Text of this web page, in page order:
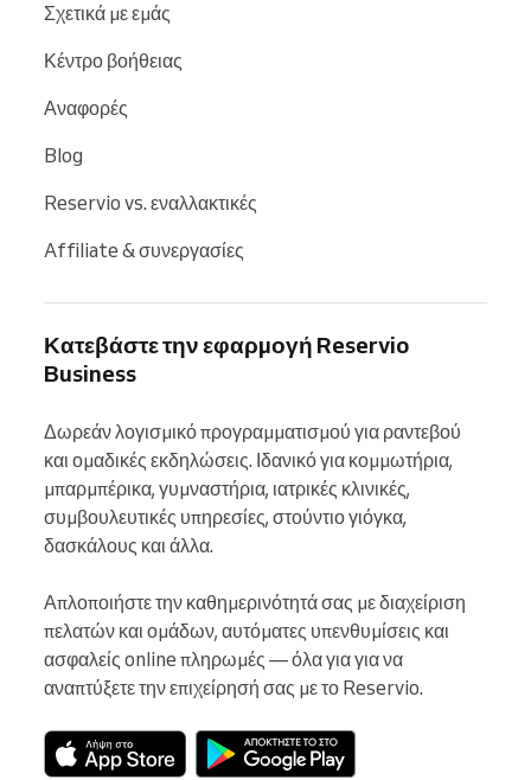
Σχετικά με εμάς
Κέντρο βοήθειας
Αναφορές
Blog
Reservio vs. εναλλακτικές
Affiliate & συνεργασίες
Κατεβάστε την εφαρμογή Reservio
Business
Δωρεάν λογισμικό προγραμματισμού για ραντεβού
και ομαδικές εκδηλώσεις. Ιδανικό για κομμωτήρια,
μπαρμπέρικα, γυμναστήρια, ιατρικές κλινικές,
συμβουλευτικές υπηρεσίες, στούντιο γιόγκα,
δασκάλους και άλλα.
Απλοποιήστε την καθημερινότητά σας με διαχείριση
πελατών και ομάδων, αυτόματες υπενθυμίσεις και
ασφαλείς online πληρωμές — όλα για για να
αναπτύξετε την επιχείρησή σας με το Reservio.